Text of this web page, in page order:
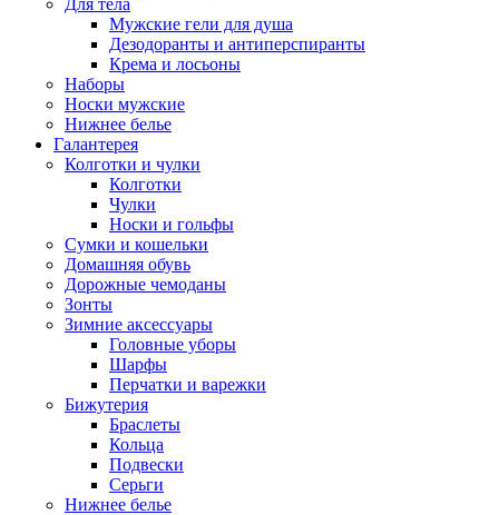
Для тела
Мужские гели для душа
Дезодоранты и антиперспиранты
Крема и лосьоны
Наборы
Носки мужские
Нижнее белье
Галантерея
Колготки и чулки
Колготки
Чулки
Носки и гольфы
Сумки и кошельки
Домашняя обувь
Дорожные чемоданы
Зонты
Зимние аксессуары
Головные уборы
Шарфы
Перчатки и варежки
Бижутерия
Браслеты
Кольца
Подвески
Серьги
Нижнее белье